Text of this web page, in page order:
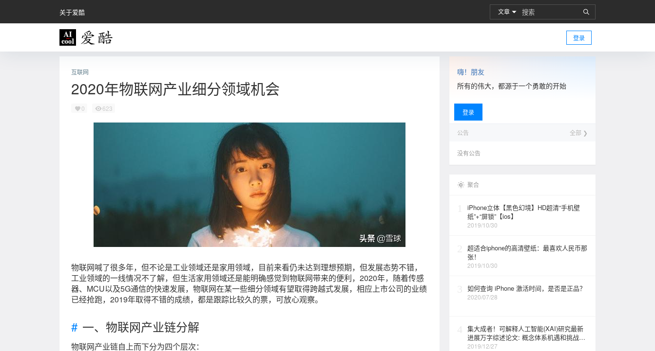
关于爱酷 文章
登录
互联网
2020年物联网产业细分领域机会
0 623
物联网喊了很多年，但不论是工业领域还是家用领域，目前来看仍未达到理想预期，但发展态势不错，
工业领域的一线情况不了解，但生活家用领域还是能明确感觉到物联网带来的便利，2020年，随着传感
器、MCU以及5G通信的快速发展，物联网在某一些细分领域有望取得跨越式发展，相应上市公司的业绩
已经抢跑，2019年取得不错的成绩，都是跟踪比较久的票，可放心观察。
一、物联网产业链分解
物联网产业链自上而下分为四个层次：
嗨！朋友
所有的伟大，都源于一个勇敢的开始
登录
公告 全部 ❯
没有公告
聚合
iPhone立体【黑色幻境】HD超清“手机壁
纸”+“屏锁”【ios】
2019/10/30
超适合iphone的高清壁纸：最喜欢人民币那
张！
2019/10/30
如何查询 iPhone 激活时间，是否是正品？
2020/07/28
集大成者！可解释人工智能(XAI)研究最新
进展万字综述论文: 概念体系机遇和挑战—
构建负责任的人工智能
2019/12/27